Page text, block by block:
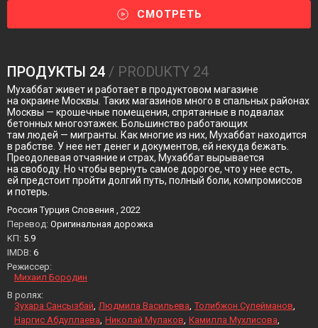
СМОТРЕТЬ
ПРОДУКТЫ 24 / PRODUKTY 24
Мухаббат живет и работает в продуктовом магазине
на окраине Москвы. Таких магазинов много в спальных районах
Москвы — крошечные помещения, спрятанные в подвалах
бетонных многоэтажек. Большинство работающих
там людей — мигранты. Как многие из них, Мухаббат находится
в рабстве. У нее нет денег и документов, ей некуда бежать.
Преодолевая отчаяние и страх, Мухаббат вырывается
на свободу. Но чтобы вернуть самое дорогое, что у нее есть,
ей предстоит пройти долгий путь, полный боли, компромиссов
и потерь.
Россия Турция Словения , 2022
Перевод: Оригинальная дорожка
KП: 5.9
IMDB: 6
Режиссер:
Михаил Бородин
В ролях:
Зухара Сансызбай Людмила Васильева Толибжон Сулейманов
Наргис Абдуллаева Николай Мулаков Камилла Мухлисова